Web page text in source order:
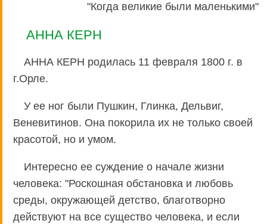
"Когда великие были маленькими"
АННА КЕРН
АННА КЕРН родилась 11 февраля 1800 г. в
г.Орле.
У ее ног были Пушкин, Глинка, Дельвиг,
Веневитинов. Она покорила их не только своей
красотой, но и умом.
Интересно ее суждение о начале жизни
человека: "Роскошная обстановка и любовь
среды, окружающей детство, благотворно
действуют на все существо человека, и если